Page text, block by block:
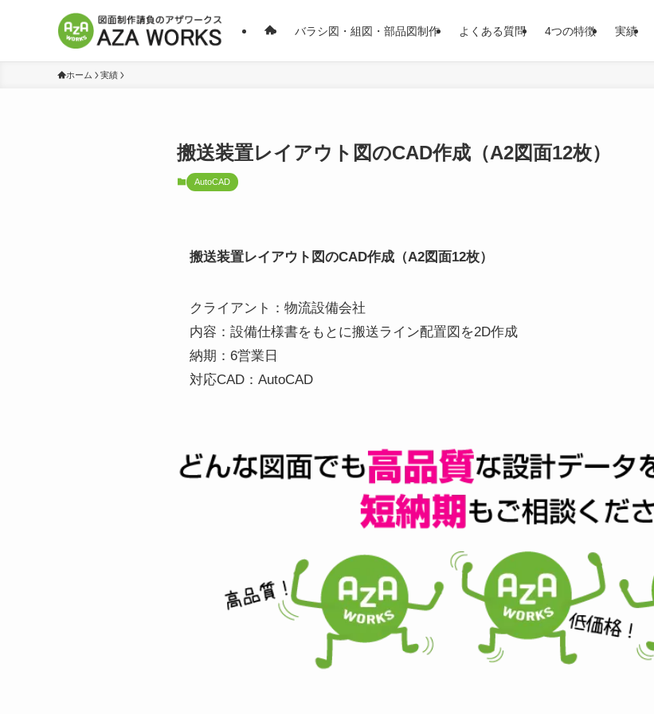
バラシ図・組図・部品図制作 よくある質問 4つの特徴 実績
ホーム 実績
搬送装置レイアウト図のCAD作成（A2図面12枚）
AutoCAD
搬送装置レイアウト図のCAD作成（A2図面12枚）
クライアント：物流設備会社
内容：設備仕様書をもとに搬送ライン配置図を2D作成
納期：6営業日
対応CAD：AutoCAD